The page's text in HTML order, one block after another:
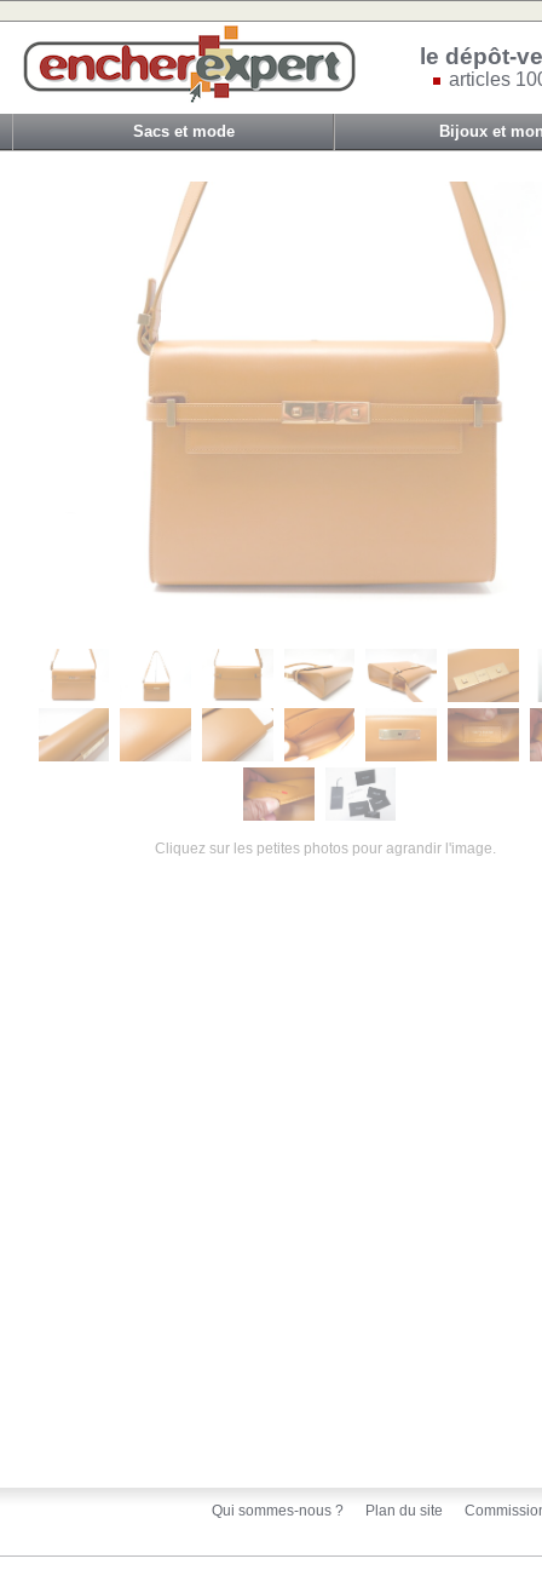
le dépôt-
articles
Sacs et mode Bijoux et
Cliquez sur les petites photos pour agrandir l'image.
Qui sommes-nous ? Plan du site